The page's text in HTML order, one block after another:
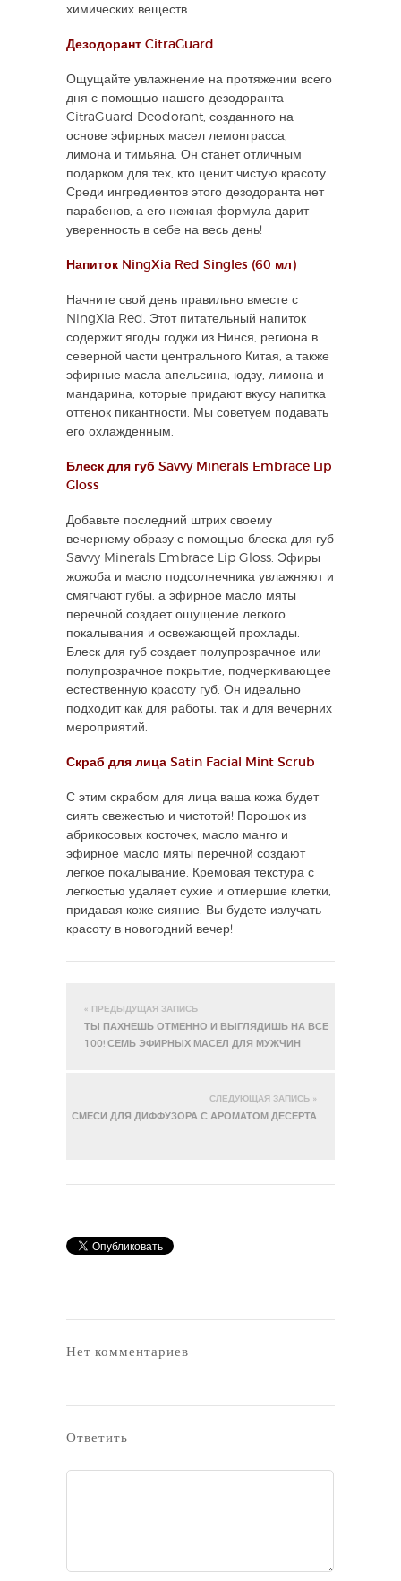
химических веществ.
Дезодорант CitraGuard
Ощущайте увлажнение на протяжении всего
дня с помощью нашего дезодоранта
CitraGuard Deodorant, созданного на
основе эфирных масел лемонграсса,
лимона и тимьяна. Он станет отличным
подарком для тех, кто ценит чистую красоту.
Среди ингредиентов этого дезодоранта нет
парабенов, а его нежная формула дарит
уверенность в себе на весь день!
Напиток NingXia Red Singles (60 мл)
Начните свой день правильно вместе с
NingXia Red. Этот питательный напиток
содержит ягоды годжи из Нинся, региона в
северной части центрального Китая, а также
эфирные масла апельсина, юдзу, лимона и
мандарина, которые придают вкусу напитка
оттенок пикантности. Мы советуем подавать
его охлажденным.
Блеск для губ Savvy Minerals Embrace Lip
Gloss
Добавьте последний штрих своему
вечернему образу с помощью блеска для губ
Savvy Minerals Embrace Lip Gloss. Эфиры
жожоба и масло подсолнечника увлажняют и
смягчают губы, а эфирное масло мяты
перечной создает ощущение легкого
покалывания и освежающей прохлады.
Блеск для губ создает полупрозрачное или
полупрозрачное покрытие, подчеркивающее
естественную красоту губ. Он идеально
подходит как для работы, так и для вечерних
мероприятий.
Скраб для лица Satin Facial Mint Scrub
С этим скрабом для лица ваша кожа будет
сиять свежестью и чистотой! Порошок из
абрикосовых косточек, масло манго и
эфирное масло мяты перечной создают
легкое покалывание. Кремовая текстура с
легкостью удаляет сухие и отмершие клетки,
придавая коже сияние. Вы будете излучать
красоту в новогодний вечер!
« ПРЕДЫДУЩАЯ ЗАПИСЬ
ТЫ ПАХНЕШЬ ОТМЕННО И ВЫГЛЯДИШЬ НА ВСЕ
100! СЕМЬ ЭФИРНЫХ МАСЕЛ ДЛЯ МУЖЧИН
СЛЕДУЮЩАЯ ЗАПИСЬ »
СМЕСИ ДЛЯ ДИФФУЗОРА С АРОМАТОМ ДЕСЕРТА
Нет комментариев
Ответить